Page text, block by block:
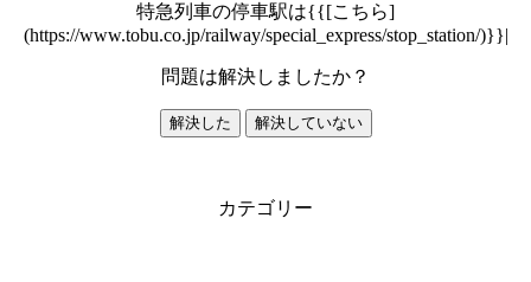
特急列車の停車駅は{{[こちら]
(https://www.tobu.co.jp/railway/special_express/stop_station/)}}|
問題は解決しましたか？
解決した 解決していない
カテゴリー